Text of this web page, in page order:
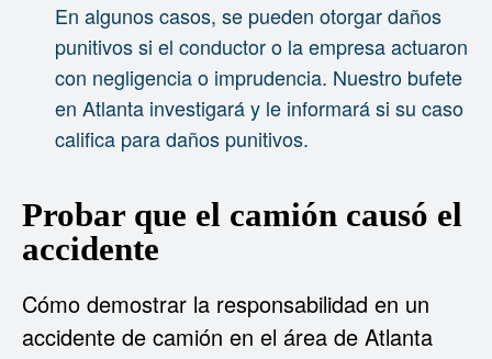
En algunos casos, se pueden otorgar daños
punitivos si el conductor o la empresa actuaron
con negligencia o imprudencia. Nuestro bufete
en Atlanta investigará y le informará si su caso
califica para daños punitivos.
Probar que el camión causó el
accidente
Cómo demostrar la responsabilidad en un
accidente de camión en el área de Atlanta